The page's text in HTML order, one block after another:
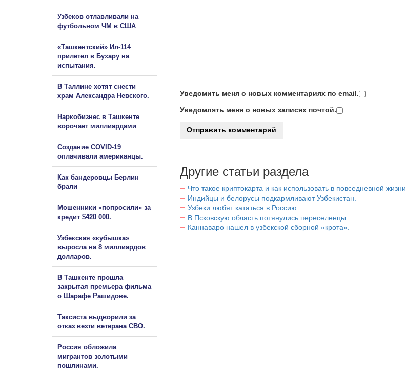
Уведомить меня о новых комментариях по email.
Уведомлять меня о новых записях почтой.
Другие статьи раздела
Что такое криптокарта и как использовать в повседневной жизни
Индийцы и белорусы подкармливают Узбекистан.
Узбеки любят кататься в Россию.
В Псковскую область потянулись переселенцы
Каннаваро нашел в узбекской сборной «крота».
Узбеков отлавливали на
футбольном ЧМ в США
«Ташкентский» Ил-114
прилетел в Бухару на
испытания.
В Таллине хотят снести
храм Александра Невского.
Наркобизнес в Ташкенте
ворочает миллиардами
Создание COVID-19
оплачивали американцы.
Как бандеровцы Берлин
брали
Мошенники «попросили» за
кредит $420 000.
Узбекская «кубышка»
выросла на 8 миллиардов
долларов.
В Ташкенте прошла
закрытая премьера фильма
о Шарафе Рашидове.
Таксиста выдворили за
отказ везти ветерана СВО.
Россия обложила
мигрантов золотыми
пошлинами.